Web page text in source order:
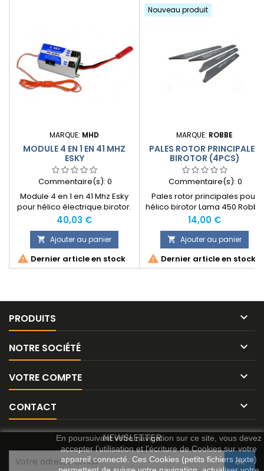
MARQUE: MHD
MODULE 4 EN 1 EN 41 MHZ
ESKY
Commentaire(s): 0
Module 4 en 1 en 41 Mhz Esky
pour hélico électrique birotor.
Prix
40,03 €
 Ajouter au panier
 Dernier article en stock
Nouveau produit
MARQUE: ROBBE
PALES ROTOR PRINCIPALES
BIROTOR (4PCS)
Commentaire(s): 0
Pales rotor principales pour
hélico birotor Lama 450 Robbe
ou équivalent
Prix
14,00 €
 Ajouter au panier
 Dernier article en stock
PRODUITS 
NOTRE SOCIÉTÉ 
VOTRE COMPTE 
CONTACT 
En poursuivant votre navigation sur ce site, vous devez
accepter l’utilisation et l'écriture de Cookies sur votre
appareil connecté. Ces Cookies (petits fichiers texte)
NEWSLETTER